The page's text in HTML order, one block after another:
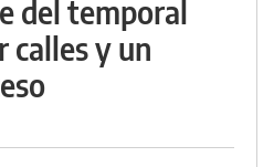
del temporal
calles y un